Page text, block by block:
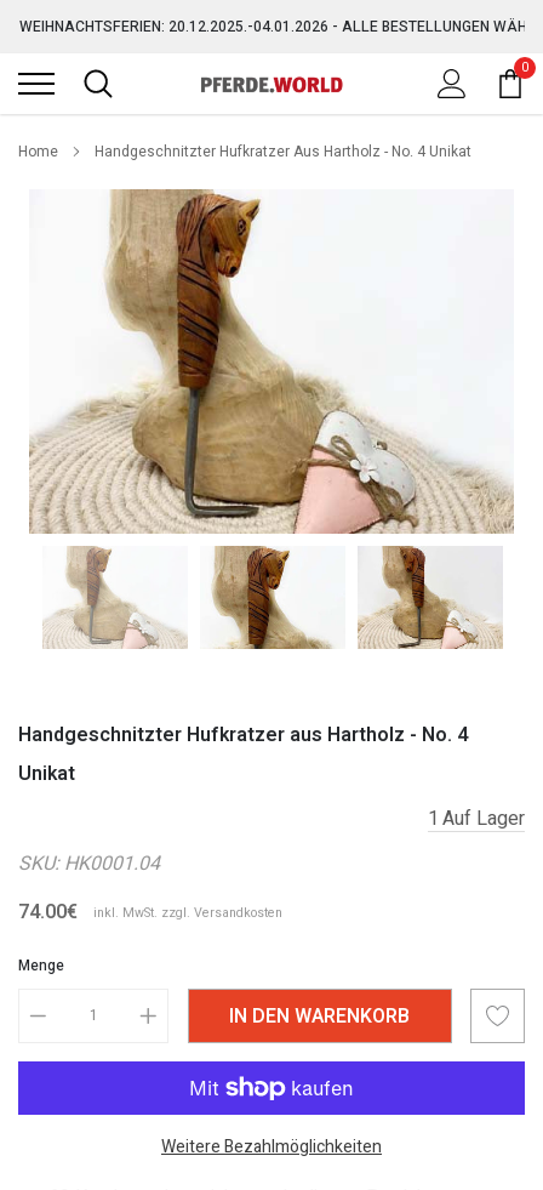
zum
Inhalt
WEIHNACHTSFERIEN: 20.12.2025.-04.01.2026 - ALLE BESTELLUNGEN
GRATIS VERSAND AB 150,-€ (AUSGENOMMEN SPERRGUT)
0
Home Handgeschnitzter Hufkratzer Aus Hartholz - No. 4 Unikat
Handgeschnitzter Hufkratzer aus Hartholz - No. 4
Unikat
1 Auf Lager
SKU: HK0001.04
74.00€
inkl. MwSt. zzgl. Versandkosten
Menge
IN DEN WARENKORB
Weitere Bezahlmöglichkeiten